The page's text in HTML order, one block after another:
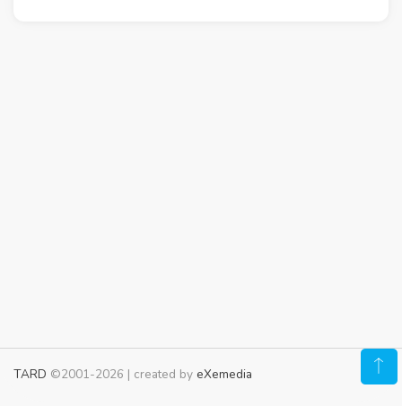
TARD ©2001-2026 | created by eXemedia